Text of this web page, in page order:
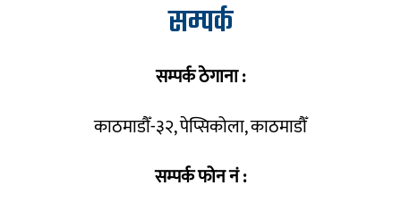
सम्पर्क
सम्पर्क ठेगाना :
काठमाडौँ-३२, पेप्सिकोला, काठमाडौँ
सम्पर्क फोन नं :